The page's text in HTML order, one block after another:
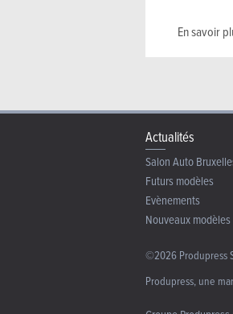
En savoir
Actualités
Salon Auto
Futurs modèles
Evènements
Nouveaux modèles
©2026 Produpress
Produpress, une